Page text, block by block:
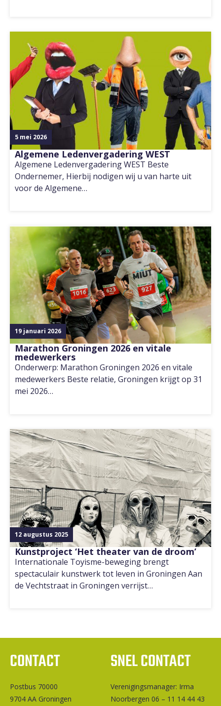
5 mei 2026
Algemene Ledenvergadering WEST
Algemene Ledenvergadering WEST Beste
Ondernemer, Hierbij nodigen wij u van harte uit
voor de Algemene…
19 januari 2026
Marathon Groningen 2026 en vitale
medewerkers
Onderwerp: Marathon Groningen 2026 en vitale
medewerkers Beste relatie, Groningen krijgt op 31
mei 2026…
12 augustus 2025
Kunstproject ‘Het theater van de droom’
Internationale Toyisme-beweging brengt
spectaculair kunstwerk tot leven in Groningen Aan
de Vechtstraat in Groningen verrijst…
CONTACT
Postbus 70000
9704 AA Groningen
SNEL CONTACT
Ver­e­ni­gings­ma­na­ger: Irma
Noorbergen 06 – 11 14 44 43